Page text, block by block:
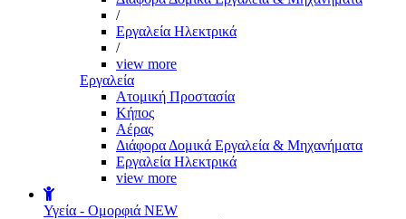
/
Εργαλεία Ηλεκτρικά
/
view more
Εργαλεία
Aτομική Προστασία
Kήπος
Αέρας
Διάφορα Δομικά Εργαλεία & Μηχανήματα
Εργαλεία Ηλεκτρικά
view more
Υγεία - Ομορφιά NEW